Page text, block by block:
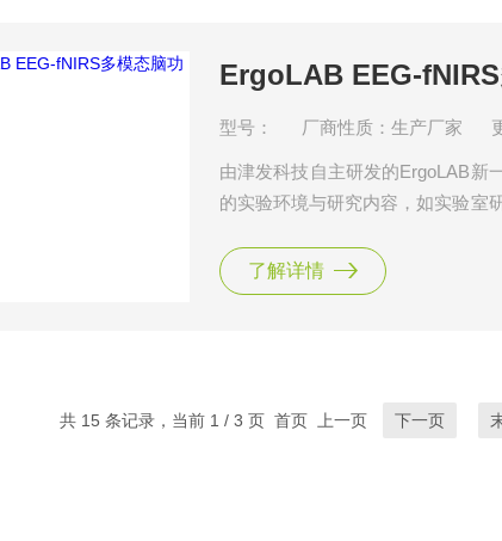
ErgoLAB EEG-
型号： 厂商性质：生产厂家
由津发科技自主研发的ErgoLAB新
的实验环境与研究内容，如实验室
精度高。适用于EEG/ERP脑电/事
NIRS/EEG-fNIRS近红外脑成像/多
了解详情
共 15 条记录，当前 1 / 3 页 首页 上一页 下一页